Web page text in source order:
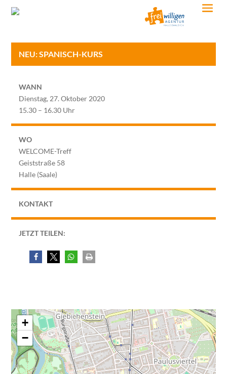
NEU: SPANISCH-KURS
WANN
Dienstag, 27. Oktober 2020
15.30 – 16.30 Uhr
WO
WELCOME-Treff
Geiststraße 58
Halle (Saale)
KONTAKT
JETZT TEILEN:
+
−